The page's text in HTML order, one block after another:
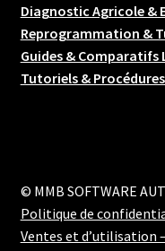
Diagnostic Agricole &
Reprogrammation &
Guides & Comparatifs
Tutoriels &
© MMB SOFTWARE
Politique de
Ventes et d’utilisation